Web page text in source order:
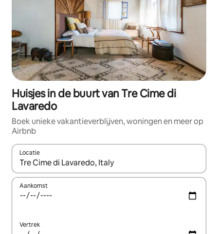
Huisjes in de buurt van Tre Cime di
Lavaredo
Boek unieke vakantieverblijven, woningen en meer op
Airbnb
Locatie
Wanneer er suggesties beschikbaar zijn, maak je een keuze
Aankomst
Vertrek